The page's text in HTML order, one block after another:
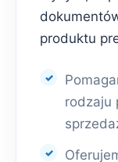
produktu
rodzaju